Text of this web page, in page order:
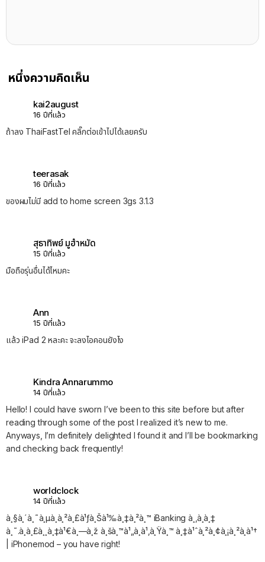
หนึ่งความคิดเห็น
kai2august
16 ปีที่แล้ว
ถ้าลง ThaiFastTel คลิ๊กต่อเข้าไปได้เลยครับ
teerasak
16 ปีที่แล้ว
ของผมไม่มี add to home screen 3gs 3.1.3
สุธาทิพย์ มูฮำหมัด
15 ปีที่แล้ว
มือถือรุ่นอื่นได้ไหมคะ
Ann
15 ปีที่แล้ว
แล้ว iPad 2 หละคะ จะลงไอคอนยังไง
Kindra Annarummo
14 ปีที่แล้ว
Hello! I could have sworn I’ve been to this site before but after
reading through some of the post I realized it’s new to me.
Anyways, I’m definitely delighted I found it and I’ll be bookmarking
and checking back frequently!
worldclock
14 ปีที่แล้ว
à¸§à¸´à¸˜à¸µà¸à¸²à¸£à¹ƒà¸Šà¹‰à¸‡à¸²à¸™ iBanking à¸‚à¸­à¸‡
à¸˜.à¸à¸£à¸¸à¸‡à¹€à¸—à¸ž à¸šà¸™à¹„à¸­à¹‚à¸Ÿà¸™ à¸‡à¹ˆà¸²à¸¢à¸¡à¸²à¸à¹†
| iPhonemod – you have right!